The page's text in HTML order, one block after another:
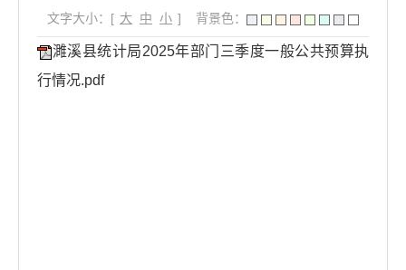
文字大小：[ 大 中 小 ] 背景色：
濉溪县统计局2025年部门三季度一般公共预算执
行情况.pdf